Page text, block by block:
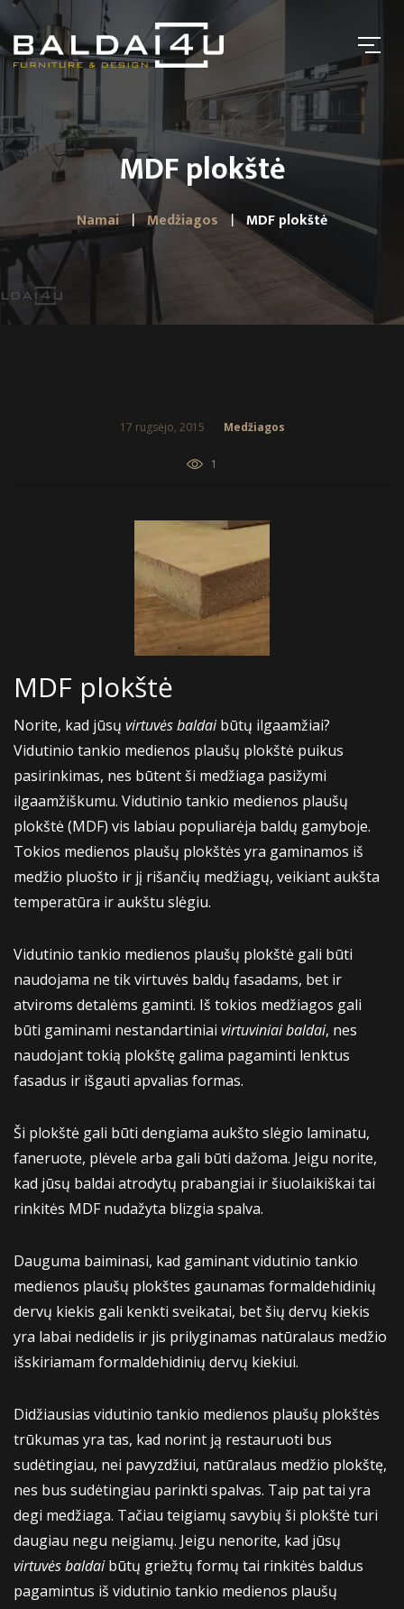
MDF plokštė
Namai Medžiagos MDF plokštė
17 rugsėjo, 2015 Medžiagos
1
MDF plokštė
Norite, kad jūsų virtuvės baldaibūtų ilgaamžiai?
Vidutinio tankio medienos plaušų plokštė puikus
pasirinkimas, nes būtent ši medžiaga pasižymi
ilgaamžiškumu. Vidutinio tankio medienos plaušų
plokštė (MDF) vis labiau populiarėja baldų gamyboje.
Tokios medienos plaušų plokštės yra gaminamos iš
medžio pluošto ir jį rišančių medžiagų, veikiant aukšta
temperatūra ir aukštu slėgiu.
Vidutinio tankio medienos plaušų plokštė gali būti
naudojama ne tik virtuvės baldų fasadams, bet ir
atviroms detalėms gaminti. Iš tokios medžiagos gali
būti gaminami nestandartiniai virtuviniai baldai, nes
naudojant tokią plokštę galima pagaminti lenktus
fasadus ir išgauti apvalias formas.
Ši plokštė gali būti dengiama aukšto slėgio laminatu,
faneruote, plėvele arba gali būti dažoma. Jeigu norite,
kad jūsų baldai atrodytų prabangiai ir šiuolaikiškai tai
rinkitės MDF nudažyta blizgia spalva.
Dauguma baiminasi, kad gaminant vidutinio tankio
medienos plaušų plokštes gaunamas formaldehidinių
dervų kiekis gali kenkti sveikatai, bet šių dervų kiekis
yra labai nedidelis ir jis prilyginamas natūralaus medžio
išskiriamam formaldehidinių dervų kiekiui.
Didžiausias vidutinio tankio medienos plaušų plokštės
trūkumas yra tas, kad norint ją restauruoti bus
sudėtingiau, nei pavyzdžiui, natūralaus medžio plokštę,
nes bus sudėtingiau parinkti spalvas. Taip pat tai yra
degi medžiaga. Tačiau teigiamų savybių ši plokštė turi
daugiau negu neigiamų. Jeigu nenorite, kad jūsų
virtuvės baldaibūtų griežtų formų tai rinkitės baldus
pagamintus iš vidutinio tankio medienos plaušų